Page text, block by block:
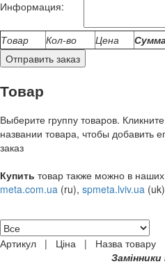
Информация:
Товар Кол-во Цена
Товар
Выберите группу товаров.
названии товара, чтобы добавить
заказ
Купить товар также можно в
meta.com.ua (ru), spmeta.lviv.ua (uk)
Артикул | Ціна | Назва товару